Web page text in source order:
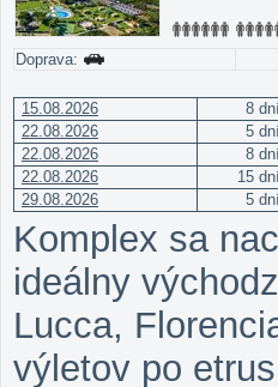
Doprava:
15.08.2026 8
22.08.2026
5
22.08.2026
8
22.08.2026
15
29.08.2026
5
Komplex sa
ideálny
Lucca,
výletov po